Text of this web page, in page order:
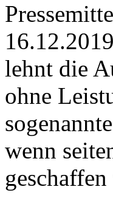
lehnt die
ohne
wenn